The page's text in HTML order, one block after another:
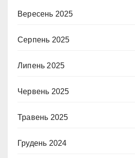
Вересень 2025
Серпень 2025
Липень 2025
Червень 2025
Травень 2025
Грудень 2024